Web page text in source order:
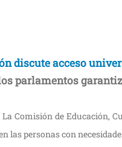
discute acceso
parlamentos
Comisión de Educación,
las personas con